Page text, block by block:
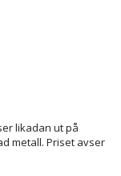
likadan ut på
metall. Priset avser